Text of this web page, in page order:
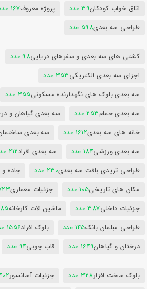
اتاق خواب کودکان39 عدد پروژه معروف167 عدد
طراحی سه بعدی598 عدد
کشتی های سه بعدی و سفرهای دریایی98 عدد
اجزای سه بعدی الکتریکی353 عدد
سه بعدی بلوک های نگهدارنده مسکونی355 عدد
سه بعدی حمام253 عدد سه بعدی گیاهان و
خانه های سه بعدی1612 عدد سه بعدی
سه بعدی ورزشی184 عدد سه بعدی افراد212 عدد
طراحی تریدی بافت سه بعدی230 عدد جاده و
مکان های تاریخی105 عدد جزئیات معماری723
جزئیات داخلی387 عدد ماشین الات کارخانه385
طراحی مبلمان بانک145 عدد بلوک افراد1556 عدد
درختان و گیاهان1649 عدد قاب چوبی94 عدد
بلوک سخت افزار328 عدد جزئیات آسانسور402